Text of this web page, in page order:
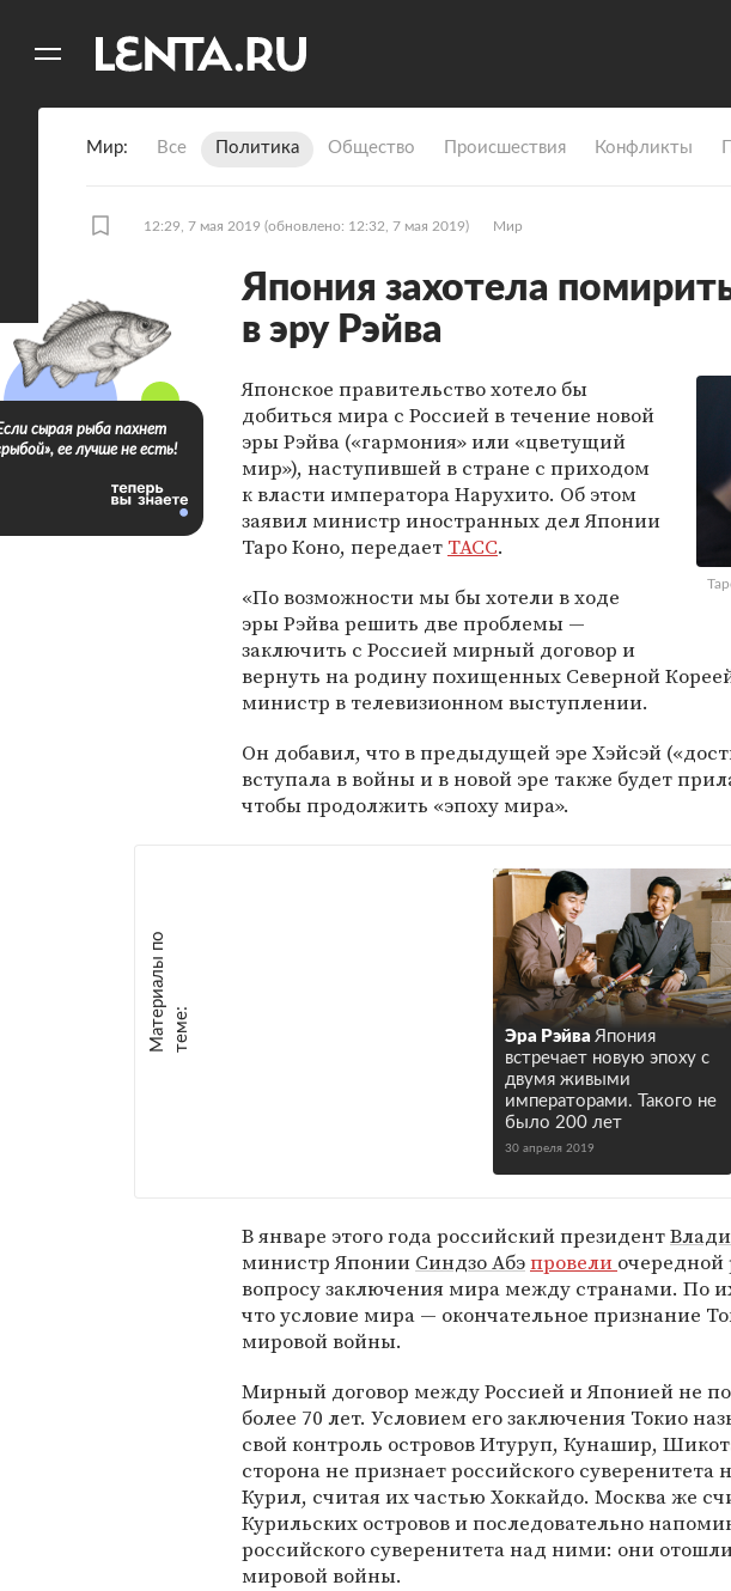
Мир Все Политика Общество Происшествия Конфликты
12:29, 7 мая 2019 (обновлено: 12:32, 7 мая 2019) Мир
Япония захотела
в эру Рэйва
Японское правительство хотело бы
добиться мира с Россией в течение новой
эры Рэйва («гармония» или «цветущий
мир»), наступившей в стране с приходом
к власти императора Нарухито. Об этом
заявил министр иностранных дел Японии
Таро Коно, передает ТАСС.
«По возможности мы бы хотели в ходе
эры Рэйва решить две проблемы —
заключить с Россией мирный договор и
вернуть на родину похищенных Северной
министр в телевизионном выступлении.
Он добавил, что в предыдущей эре Хэйсэй
вступала в войны и в новой эре также будет
чтобы продолжить «эпоху мира».
М
а
т е
р
и
а
л
ы
п
о
т
е
м
е : Эра Рэйва Япония
встречает новую эпоху с
двумя живыми
императорами. Такого не
было 200 лет
30 апреля 2019
В январе этого года российский президент
министр Японии Синдзо Абэпровели очередной
вопросу заключения мира между странами. По
что условие мира — окончательное признание
мировой войны.
Мирный договор между Россией и Японией не
более 70 лет. Условием его заключения Токио
свой контроль островов Итуруп, Кунашир,
сторона не признает российского
Курил, считая их частью Хоккайдо. Москва же
Курильских островов и последовательно
российского суверенитета над ними: они
мировой войны.
сырая рыба пахнет
ее лучше не есть!